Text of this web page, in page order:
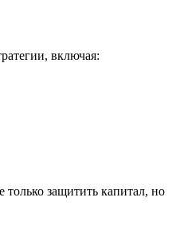
включая:
защитить капитал, но